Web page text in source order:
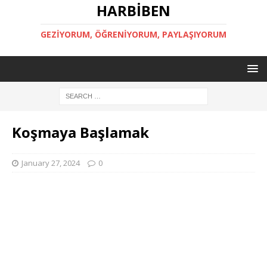
HARBİBEN
GEZİYORUM, ÖĞRENİYORUM, PAYLAŞIYORUM
Koşmaya Başlamak
January 27, 2024 0